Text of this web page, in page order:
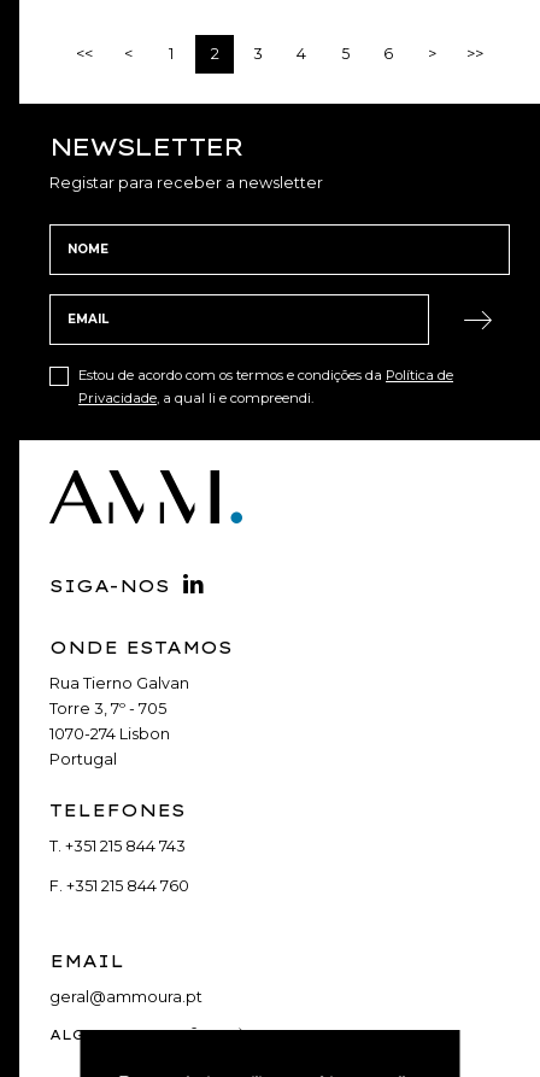
<< < 1 2 3 4 5 6 > >>
NEWSLETTER
Registar para receber a newsletter
Estou de acordo com os termos e condições da Política de
Privacidade , a qual li e compreendi.
SIGA-NOS
ONDE ESTAMOS
Rua Tierno Galvan
Torre 3, 7º - 705
1070-274 Lisbon
Portugal
TELEFONES
T. +351 215 844 743
F. +351 215 844 760
EMAIL
geral@ammoura.pt
ALGUMA QUESTÃO?